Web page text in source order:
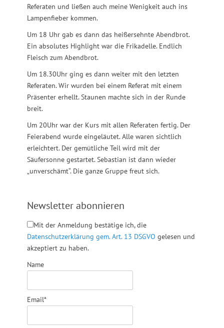
Referaten und ließen auch meine Wenigkeit auch ins
Lampenfieber kommen.
Um 18 Uhr gab es dann das heißersehnte Abendbrot.
Ein absolutes Highlight war die Frikadelle. Endlich
Fleisch zum Abendbrot.
Um 18.30Uhr ging es dann weiter mit den letzten
Referaten. Wir wurden bei einem Referat mit einem
Präsenter erhellt. Staunen machte sich in der Runde
breit.
Um 20Uhr war der Kurs mit allen Referaten fertig. Der
Feierabend wurde eingeläutet. Alle waren sichtlich
erleichtert. Der gemütliche Teil wird mit der
Säufersonne gestartet. Sebastian ist dann wieder
„unverschämt“. Die ganze Gruppe freut sich.
Newsletter abonnieren
Mit der Anmeldung bestätige ich, die
Datenschutzerklärung gem. Art. 13 DSGVO gelesen und
akzeptiert zu haben.
Name
Email*